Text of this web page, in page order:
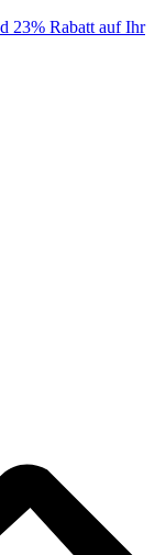
23% Rabatt auf Ihr